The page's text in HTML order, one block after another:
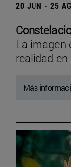
20 JUN - 25
La imagen
realidad
Más